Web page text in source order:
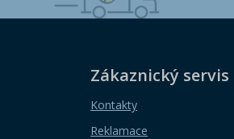
Zákaznický servis
Kontakty
Reklamace